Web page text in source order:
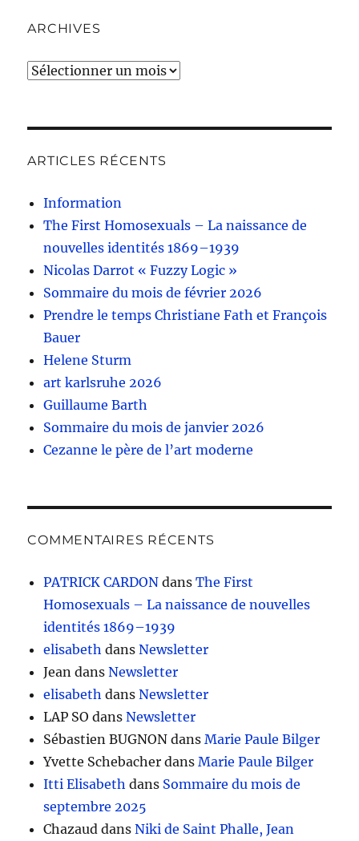
ARCHIVES
Archives
ARTICLES RÉCENTS
Information
The First Homosexuals – La naissance de
nouvelles identités 1869–1939
Nicolas Darrot « Fuzzy Logic »
Sommaire du mois de février 2026
Prendre le temps Christiane Fath et François
Bauer
Helene Sturm
art karlsruhe 2026
Guillaume Barth
Sommaire du mois de janvier 2026
Cezanne le père de l’art moderne
COMMENTAIRES RÉCENTS
PATRICK CARDON dansThe First
Homosexuals – La naissance de nouvelles
identités 1869–1939
elisabeth dansNewsletter
Jean dansNewsletter
elisabeth dansNewsletter
LAP SO dansNewsletter
Sébastien BUGNON dansMarie Paule Bilger
Yvette Schebacher dansMarie Paule Bilger
Itti Elisabeth dans Sommaire du mois de
septembre 2025
Chazaud dansNiki de Saint Phalle, Jean